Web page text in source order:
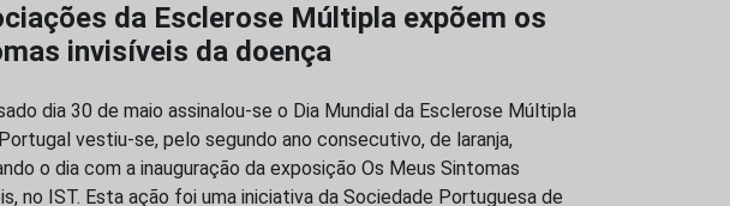
da Esclerose Múltipla expõem os
invisíveis da doença
dia 30 de maio assinalou-se o Dia Mundial da Esclerose Múltipla
vestiu-se, pelo segundo ano consecutivo, de laranja,
o dia com a inauguração da exposição Os Meus Sintomas
no IST. Esta ação foi uma iniciativa da Sociedade Portuguesa de